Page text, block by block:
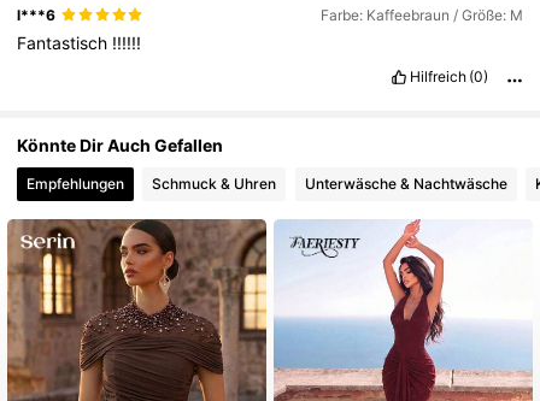
l***6 Farbe: Kaffeebraun / Größe: M
Fantastisch !!!!!!
Hilfreich (0)
Könnte Dir Auch Gefallen
Empfehlungen Schmuck & Uhren Unterwäsche & Nachtwäsche